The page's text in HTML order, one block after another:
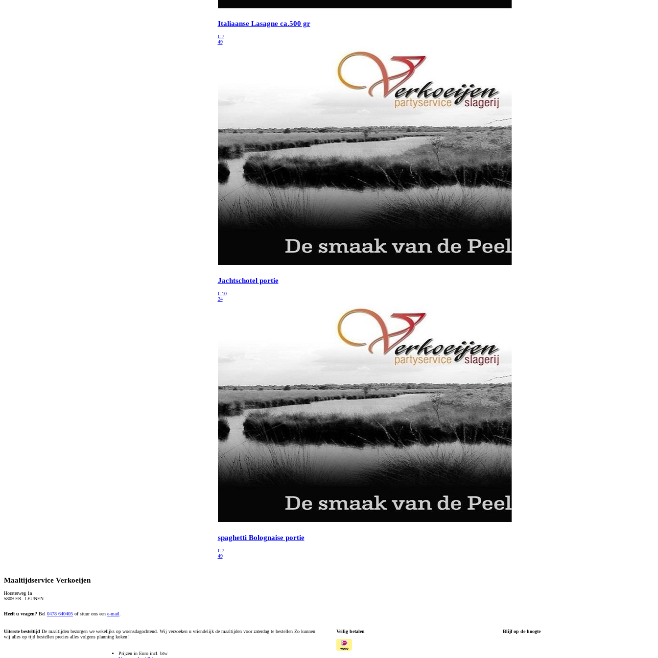
Italiaanse Lasagne ca.500 gr
€ 7
49
Jachtschotel portie
€ 10
24
spaghetti Bolognaise portie
€ 7
49
Maaltijdservice Verkoeijen
Horsterweg 1a
5809 ER LEUNEN
Heeft u vragen? Bel 0478 640405 of stuur ons een e-mail
Uiterste besteltijd De maaltijden bezorgen we wekelijks op woensdagochtend. Wij verzoeken u vriendelijk de maaltijden voor zaterdag te bestellen Zo kunnen
wij alles op tijd bestellen precies alles volgens planning koken!
Veilig betalen Blijf op de hoogte
Prijzen in Euro incl. btw